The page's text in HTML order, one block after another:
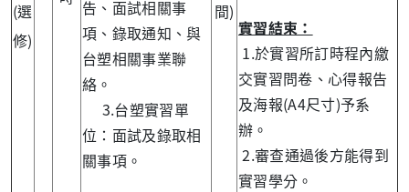
(選
修)
告、面試相關事
項、錄取通知、與
台塑相關事業聯
絡。
3.台塑實習單
位：面試及錄取相
關事項。
間)
實習結束：
1.於實習所訂時程內繳
交實習問卷、心得報告
及海報(A4尺寸)予系
辦。
2.審查通過後方能得到
實習學分。